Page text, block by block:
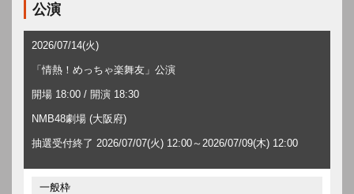
公演
2026/07/14(火)
「情熱！めっちゃ楽舞友」公演
開場 18:00 / 開演 18:30
NMB48劇場 (大阪府)
抽選受付終了 2026/07/07(火) 12:00～2026/07/09(木) 12:00
一般枠